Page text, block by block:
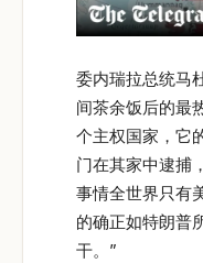
委内瑞拉总统马
间茶余饭后的最
个主权国家，它
门在其家中逮捕
事情全世界只有
的确正如特朗普
干。”